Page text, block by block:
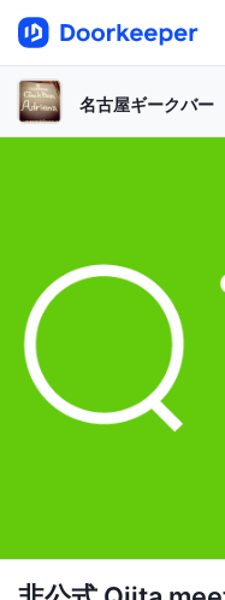
名古屋ギークバー